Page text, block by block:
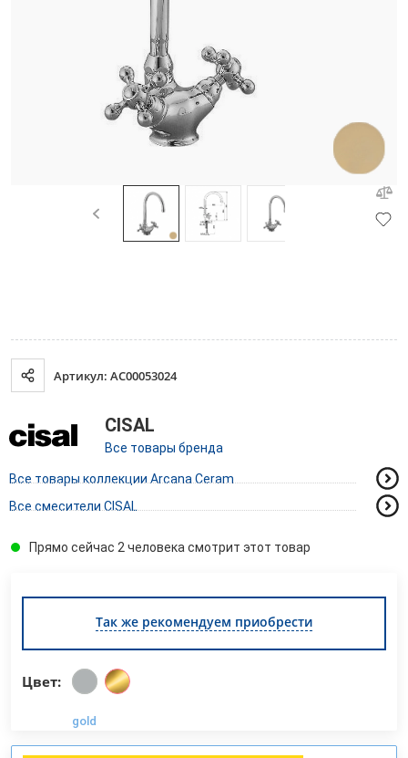
Артикул: AC00053024
CISAL
Все товары бренда
Все товары коллекции Arcana Ceram
Все смесители CISAL
Прямо сейчас 2 человека смотрит этот товар
Так же рекомендуем приобрести
Цвет:
gold